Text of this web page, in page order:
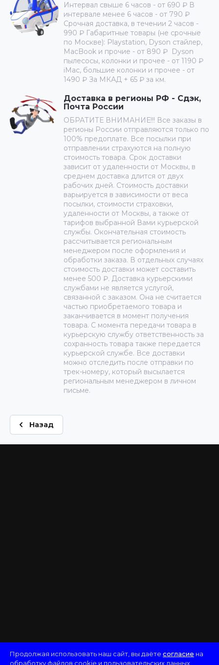
Интервал свыше 6 часов - от 690 ₽ В
интервале менее 6 часов - от 790 ₽
Срочная доставка, в течении 2 часов -
990 ₽ Габаритные товары (не срочные
по Москве): Playstation, Dyson стайлер,
MacBook и прочие - от 890 ₽ Dyson
пылесосы, колонки и прочее - от 1190 ₽
iMac, большие колонки и прочее - от
1490 ₽ За МКАД + 65 ₽ за км.
Доставка в регионы РФ - Сдэк,
Почта России
ОБРАТИТЕ ВНИМАНИЕ!!! Все заказы в
регионы России отправляются только по
100% предоплате. Все посылки при
отправлении страхуются на полную
стоимость товара. Срок доставки
зависит от удаленности от Москвы, в
среднем доставка длится от двух
рабочих дней. Стоимость доставки
варьируется в зависимости от веса
посылки, стоимости страховки,
удаленности от Москвы, а также от
тарифов выбранной Вами курьерской
службы. Окончательная стоимость
рассчитывается региональным
менеджером после оформления и
обработки заказа. В отдельных случаях
стоимость доставки может составить
менее 500 ₽. Доставка курьерскими
службами не является услугой,
связанной с заказом. Она не считается
частью приобретаемого товара и
заканчивается в момент получения
товара. С момента передачи товара в
курьерскую службу ответственность за
сохранность товара также передается
курьерской службе. Все доставки
можно отследить после отправки по
трек-номеру, который высылается
региональным менеджером в личном
письме.
Назад
Продолжая использовать наш сайт, вы даёте согласие на
обработку файлов cookie и пользовательских данных